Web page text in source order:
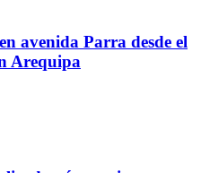
avenida Parra desde el
Arequipa